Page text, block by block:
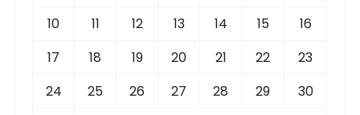
10
11 12 13 14 15
16
17
18 19 20 21 22
23
24
25 26 27 28 29
30